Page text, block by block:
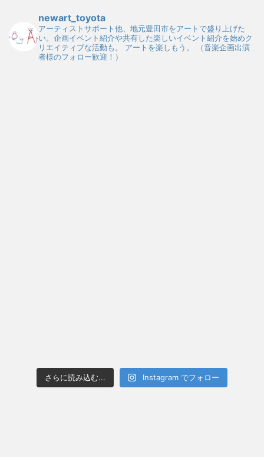
newart_toyota
アーティストサポート他、地元豊田市をアートで盛り上げた
い。企画イベント紹介や共有した楽しいイベント紹介を始めク
リエイティブな活動も。
アートを楽しもう。
（音楽企画出演
者様のフォロー歓迎！）
さらに読み込む... Instagram でフォロー